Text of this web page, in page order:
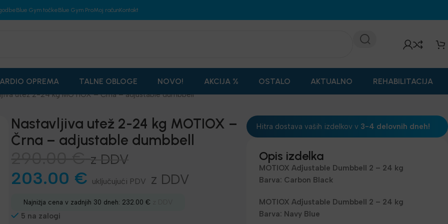
Blue Gym točkeBlue Gym ProMoj računKontakt
OPREMA TALNE OBLOGE NOVO! AKCIJA % OSTALO AKTUALNO REHABILITACIJA
utež 2-24 kg MOTIOX – Črna – adjustable dumbbell
Nastavljiva utež 2-24 kg MOTIOX –
Črna – adjustable dumbbell
z DDV
203.00 € z DDV
Najnižja cena v zadnjih 30 dneh: 232.00€
5 na zalogi
Hitra dostava vaših izdelkov v 3-4 delovnih dneh!
Opis izdelka
MOTIOX Adjustable Dumbbell 2 – 24 kg
Barva: Carbon Black
MOTIOX Adjustable Dumbbell 2 – 24 kg
Barva: Navy Blue